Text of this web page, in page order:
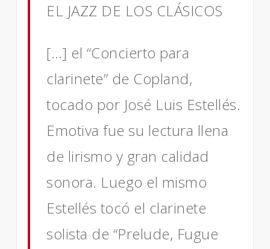
EL JAZZ DE LOS CLÁSICOS
[…] el “Concierto para
clarinete” de Copland,
tocado por José Luis Estellés.
Emotiva fue su lectura llena
de lirismo y gran calidad
sonora. Luego el mismo
Estellés tocó el clarinete
solista de “Prelude, Fugue